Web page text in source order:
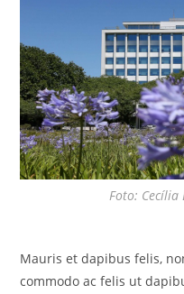
Foto: Cecília
Mauris et dapibus felis,
commodo ac felis ut